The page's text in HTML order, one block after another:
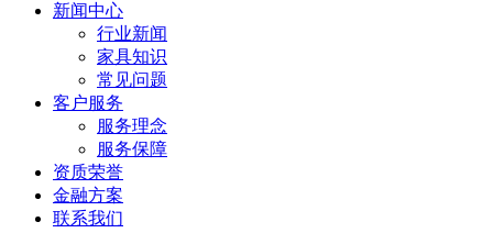
新闻中心
行业新闻
家具知识
常见问题
客户服务
服务理念
服务保障
资质荣誉
金融方案
联系我们